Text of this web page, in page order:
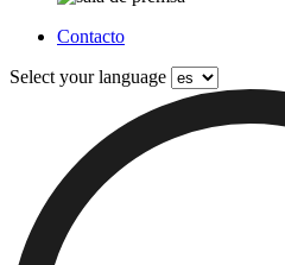
Contacto
Select your language